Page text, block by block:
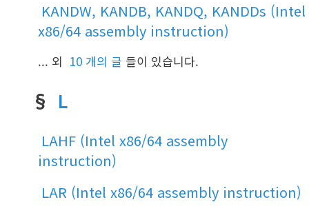
KANDW, KANDB, KANDQ, KANDDs (Intel
x86/64 assembly instruction)
... 외 10 개의 글 들이 있습니다.
§ L
LAHF (Intel x86/64 assembly
instruction)
LAR (Intel x86/64 assembly instruction)